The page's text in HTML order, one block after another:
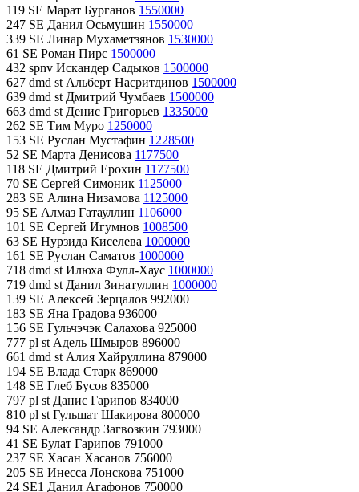
119 SE Марат Бурганов 1550000
247 SE Данил Осьмушин 1550000
339 SE Линар Мухаметзянов 1530000
61 SE Роман Пирс 1500000
432 spnv Искандер Садыков 1500000
627 dmd st Альберт Насритдинов 1500000
639 dmd st Дмитрий Чумбаев 1500000
663 dmd st Денис Григорьев 1335000
262 SE Тим Муро 1250000
153 SE Руслан Мустафин 1228500
52 SE Марта Денисова 1177500
118 SE Дмитрий Ерохин 1177500
70 SE Сергей Симоник 1125000
283 SE Алина Низамова 1125000
95 SE Алмаз Гатауллин 1106000
101 SE Сергей Игумнов 1008500
63 SE Нурзида Киселева 1000000
161 SE Руслан Саматов 1000000
718 dmd st Илюха Фулл-Хаус 1000000
719 dmd st Данил Зинатуллин 1000000
139 SE Алексей Зерцалов 992000
183 SE Яна Градова 936000
156 SE Гульчэчэк Салахова 925000
777 pl st Адель Шмыров 896000
661 dmd st Алия Хайруллина 879000
194 SE Влада Старк 869000
148 SE Глеб Бусов 835000
797 pl st Данис Гарипов 834000
810 pl st Гульшат Шакирова 800000
94 SE Александр Загвозкин 793000
41 SE Булат Гарипов 791000
237 SE Хасан Хасанов 756000
205 SE Инесса Лонскова 751000
24 SE1 Данил Агафонов 750000